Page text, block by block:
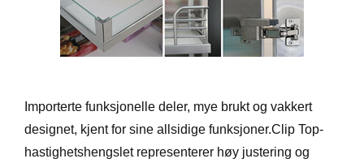
Importerte funksjonelle deler, mye brukt og vakkert
designet, kjent for sine allsidige funksjoner.Clip Top-
hastighetshengslet representerer høy justering og